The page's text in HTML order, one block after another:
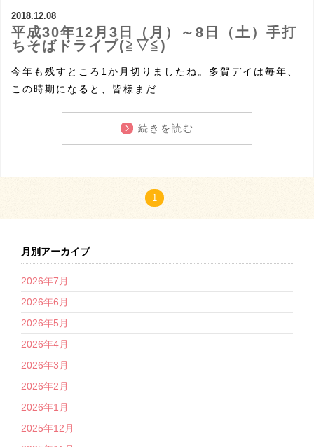
2018.12.08
平成30年12月3日（月）～8日（土）手打
ちそばドライブ(≧▽≦)
今年も残すところ1か月切りましたね。多賀デイは毎年、
この時期になると、皆様まだ...
続きを読む
1
月別アーカイブ
2026年7月
2026年6月
2026年5月
2026年4月
2026年3月
2026年2月
2026年1月
2025年12月